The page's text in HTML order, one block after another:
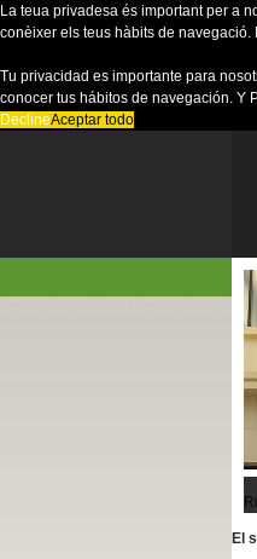
La teua privadesa és important per a
conèixer els teus hàbits de
Tu privacidad es importante para
conocer tus hábitos de navegación. Y
DeclineAceptar todo
El